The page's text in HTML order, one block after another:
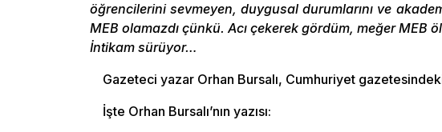
öğrencilerini sevmeyen, duygusal durumlarını ve
MEB olamazdı çünkü. Acı çekerek gördüm, meğer MEB
İntikam sürüyor…
Gazeteci yazar Orhan Bursalı, Cumhuriyet
İşte Orhan Bursalı’nın yazısı: